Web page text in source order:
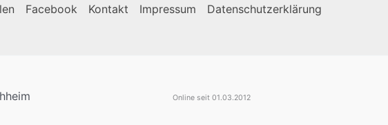
Facebook Kontakt Impressum Datenschutzerklärung
Online seit01.03.2012